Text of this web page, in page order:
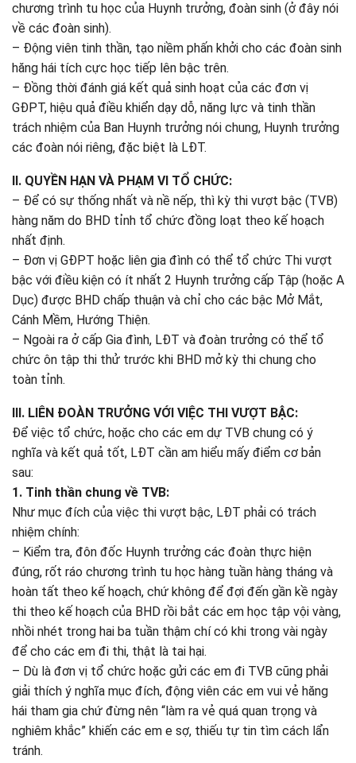
chương trình tu học của Huynh trưởng, đoàn sinh (ở đây nói
về các đoàn sinh).
– Động viên tinh thần, tạo niềm phấn khởi cho các đoàn sinh
hăng hái tích cực học tiếp lên bậc trên.
– Đồng thời đánh giá kết quả sinh hoạt của các đơn vị
GĐPT, hiệu quả điều khiển dạy dỗ, năng lực và tinh thần
trách nhiệm của Ban Huynh trưởng nói chung, Huynh trưởng
các đoàn nói riêng, đặc biệt là LĐT.
II. QUYỀN HẠN VÀ PHẠM VI TỔ CHỨC:
– Để có sự thống nhất và nề nếp, thì kỳ thi vượt bậc (TVB)
hàng năm do BHD tỉnh tổ chức đồng loạt theo kế hoạch
nhất định.
– Đơn vị GĐPT hoặc liên gia đình có thể tổ chức Thi vượt
bậc với điều kiện có ít nhất 2 Huynh trưởng cấp Tập (hoặc A
Dục) được BHD chấp thuận và chỉ cho các bậc Mở Mắt,
Cánh Mềm, Hướng Thiện.
– Ngoài ra ở cấp Gia đình, LĐT và đoàn trưởng có thể tổ
chức ôn tập thi thử trước khi BHD mở kỳ thi chung cho
toàn tỉnh.
III. LIÊN ĐOÀN TRƯỞNG VỚI VIỆC THI VƯỢT BẬC:
Để việc tổ chức, hoặc cho các em dự TVB chung có ý
nghĩa và kết quả tốt, LĐT cần am hiểu mấy điểm cơ bản
sau:
1. Tinh thần chung về TVB:
Như mục đích của việc thi vượt bậc, LĐT phải có trách
nhiệm chính:
– Kiểm tra, đôn đốc Huynh trưởng các đoàn thực hiện
đúng, rốt ráo chương trình tu học hàng tuần hàng tháng và
hoàn tất theo kế hoạch, chứ không để đợi đến gần kề ngày
thi theo kế hoạch của BHD rồi bắt các em học tập vội vàng,
nhồi nhét trong hai ba tuần thậm chí có khi trong vài ngày
để cho các em đi thi, thật là tai hại.
– Dù là đơn vị tổ chức hoặc gửi các em đi TVB cũng phải
giải thích ý nghĩa mục đích, động viên các em vui vẻ hăng
hái tham gia chứ đừng nên “làm ra vẻ quá quan trọng và
nghiêm khắc” khiến các em e sợ, thiếu tự tin tìm cách lẩn
tránh.